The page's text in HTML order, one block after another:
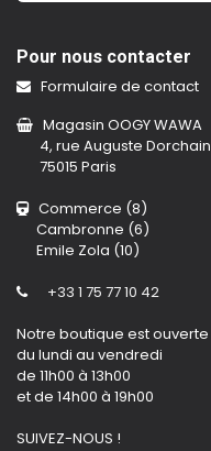
Pour nous contacter
Formulaire de contact
Magasin OOGY WAWA
4, rue Auguste Dorchain
75015 Paris
Commerce (8)
Cambronne (6)
Emile Zola (10)
+33 1 75 77 10 42
Notre boutique est ouverte
du lundi au vendredi
de 11h00 à 13h00
et de 14h00 à 19h00
SUIVEZ-NOUS !